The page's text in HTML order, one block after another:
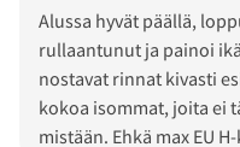
Alussa hyvät päällä,
rullaantunut ja painoi
nostavat rinnat kivasti
kokoa isommat, joita ei
mistään. Ehkä max EU